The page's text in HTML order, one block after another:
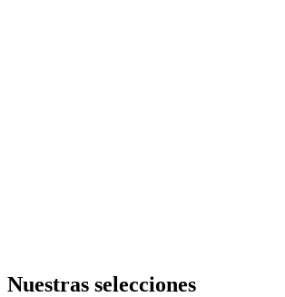
Nuestras selecciones